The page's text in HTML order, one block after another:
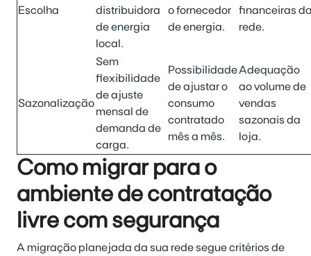
Escolha
distribuidora
de energia
local.
o fornecedor
de energia.
financeiras
rede.
Sazonalização
Sem
flexibilidade
de ajuste
mensal de
demanda de
carga.
Possibilidade
de ajustar o
consumo
contratado
mês a mês.
Adequação
ao volume de
vendas
sazonais da
loja.
Como migrar para o
ambiente de contratação
livre com segurança
A migração planejada da sua rede segue critérios de